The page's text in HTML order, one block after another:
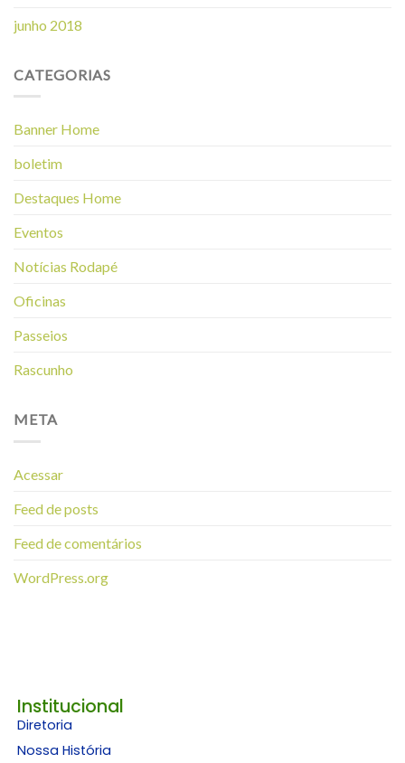
junho 2018
CATEGORIAS
Banner Home
boletim
Destaques Home
Eventos
Notícias Rodapé
Oficinas
Passeios
Rascunho
META
Acessar
Feed de posts
Feed de comentários
WordPress.org
Institucional
Diretoria
Nossa História